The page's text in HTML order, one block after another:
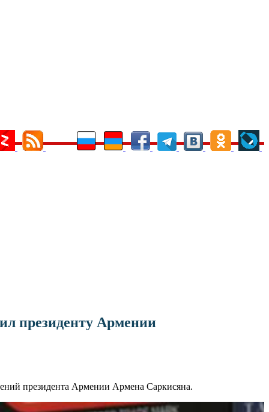
президенту Армении
президента Армении Армена Саркисяна.